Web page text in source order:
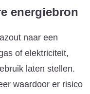
energiebron
naar een
of elektriciteit,
laten stellen.
waardoor er risico